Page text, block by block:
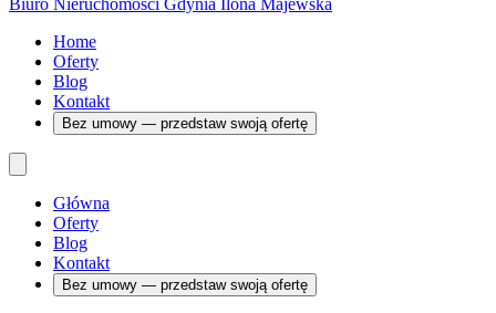
Biuro Nieruchomości Gdynia Ilona Majewska
Home
Oferty
Blog
Kontakt
Bez umowy — przedstaw swoją ofertę
Główna
Oferty
Blog
Kontakt
Bez umowy — przedstaw swoją ofertę